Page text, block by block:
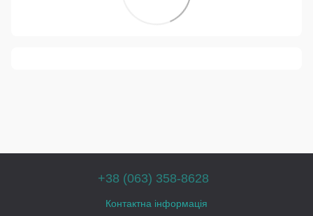
+38 (063) 358-8628
Контактна інформація